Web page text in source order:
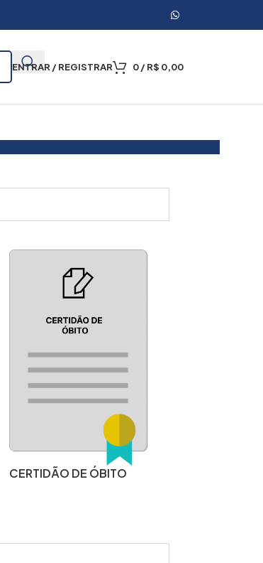
ENTRAR / REGISTRAR 0/R$ 0,00
CERTIDÃO DE ÓBITO